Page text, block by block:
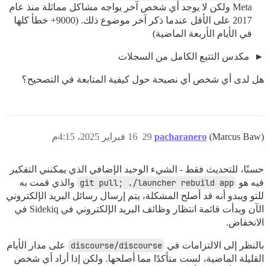
Meta ولكن لا يوجد أي شخص آخر يواجه مشاكل مماثلة منذ عام
2017 على الأقل عندما ذكر آخر موضوع ذلك. (9000+ خطأ كلها
في الأيام الأربعة الماضية)
مكدس التتبع الكامل من السجلات
هل لدى أي شخص أي نصيحة حول كيفية المتابعة في التصحيح؟
pacharanero (Marcus Baw) 16 فبراير 2025، 4:15م 29
حسنًا، للتحديث فقط - الشيء الوحيد الإضافي الذي يمكنني التفكير
فيه هو git pull; ./launcher rebuild app والذي قمت به
للتو ويبدو أنه قد أصلح المشكلة، يتم إرسال رسائل البريد الإلكتروني
الآن وبدأت قائمة انتظار وظائف البريد الإلكتروني في Sidekiq في
الانخفاض.
بالنظر إلى الالتزامات في discourse/discourse
على مدار الأيام
القليلة الماضية، لست متأكدًا مما أصلحها. ولكن إذا أراد أي شخص